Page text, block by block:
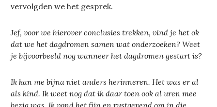
vervolgden we het gesprek.
Jef, voor we hierover conclusies trekken, vind je het ok
dat we het dagdromen samen wat onderzoeken? Weet
je bijvoorbeeld nog wanneer het dagdromen gestart is?
Ik kan me bijna niet anders herinneren. Het was er al
als kind. Ik weet nog dat ik daar toen ook al uren mee
bezig was. Ik vond het fijn en rustgevend om in die